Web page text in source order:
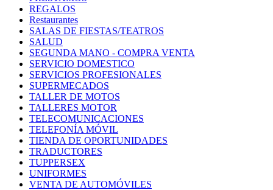
REGALOS
Restaurantes
SALAS DE FIESTAS/TEATROS
SALUD
SEGUNDA MANO - COMPRA VENTA
SERVICIO DOMESTICO
SERVICIOS PROFESIONALES
SUPERMECADOS
TALLER DE MOTOS
TALLERES MOTOR
TELECOMUNICACIONES
TELEFONÍA MÓVIL
TIENDA DE OPORTUNIDADES
TRADUCTORES
TUPPERSEX
UNIFORMES
VENTA DE AUTOMÓVILES